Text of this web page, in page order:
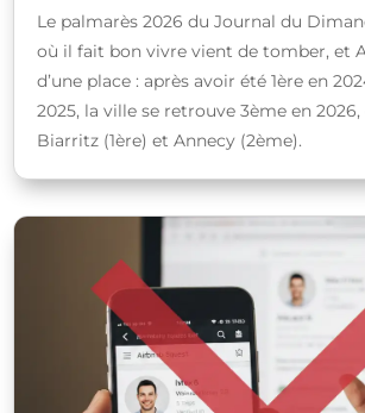
Le palmarès 2026 du Journal du
où il fait bon vivre vient de tomber, et
d’une place : après avoir été 1ère en
2025, la ville se retrouve 3ème en 2026,
Biarritz (1ère) et Annecy (2ème).